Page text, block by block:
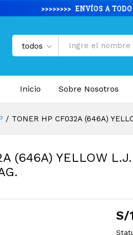
todos
Inicio Sobre Nosotros
/ TONER HP CF032A (646A)
(646A) YELLOW L.J.
S/
Especificaciones